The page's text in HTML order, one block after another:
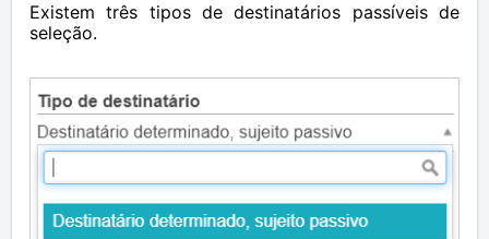
Existem três tipos de destinatários passíveis de
seleção.